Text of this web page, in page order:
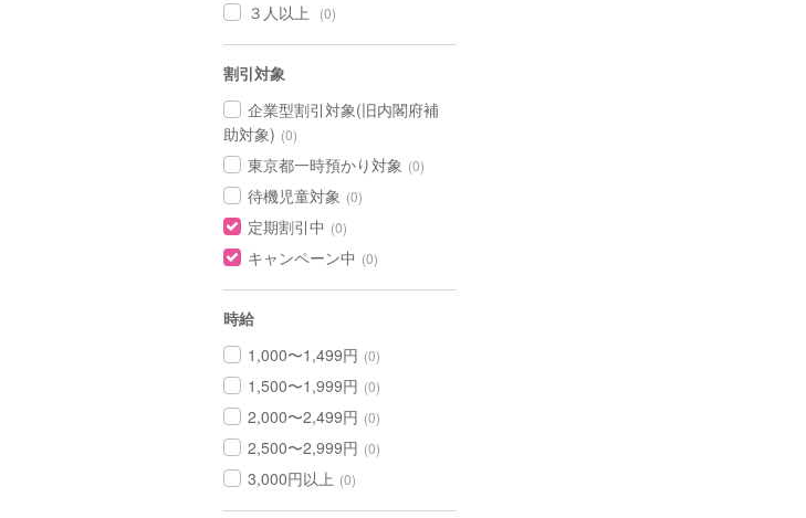
３人以上 (0)
割引対象
企業型割引対象(旧内閣府補
助対象) (0)
東京都一時預かり対象 (0)
待機児童対象 (0)
定期割引中 (0)
キャンペーン中 (0)
時給
1,000〜1,499円 (0)
1,500〜1,999円 (0)
2,000〜2,499円 (0)
2,500〜2,999円 (0)
3,000円以上 (0)